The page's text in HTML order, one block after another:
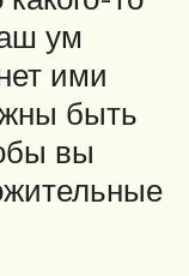
ум
ими
быть
вы